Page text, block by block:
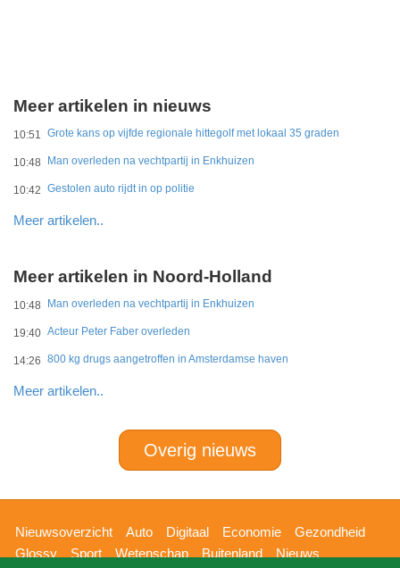
Meer artikelen in nieuws
10:51 Grote kans op vijfde regionale hittegolf met lokaal 35 graden
10:48 Man overleden na vechtpartij in Enkhuizen
10:42 Gestolen auto rijdt in op politie
Meer artikelen..
Meer artikelen in Noord-Holland
10:48 Man overleden na vechtpartij in Enkhuizen
19:40 Acteur Peter Faber overleden
14:26 800 kg drugs aangetroffen in Amsterdamse haven
Meer artikelen..
Overig nieuws
Hoofdnavigatie
Nieuwsoverzicht Auto Digitaal Economie
Gezondheid
Glossy
Sport Wetenschap Buitenland
Nieuws